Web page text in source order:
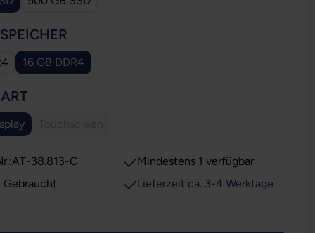
16 GB DDR4
AUSWÄHLEN
AT-38.813-C
Gebraucht
Mindestens 1 verfügbar
Lieferzeit ca. 3-4 Werktage